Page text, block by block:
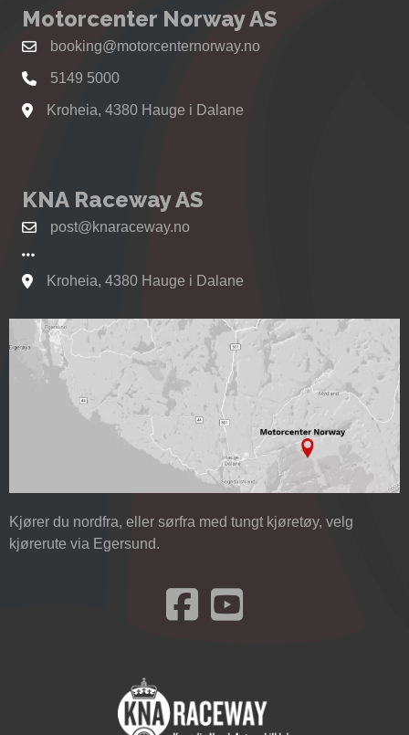
Motorcenter Norway AS
booking@motorcenternorway.no
5149 5000
Se kart til Motorcenter Norway i Sokndal
Kroheia, 4380 Hauge i Dalane
KNA Raceway AS
post@knaraceway.no
Se kart til Motorcenter Norway i Sokndal
Kroheia, 4380 Hauge i Dalane
Kjører du nordfra, eller sørfra med tungt kjøretøy, velg
kjørerute via Egersund.
Besøk oss på Facebook